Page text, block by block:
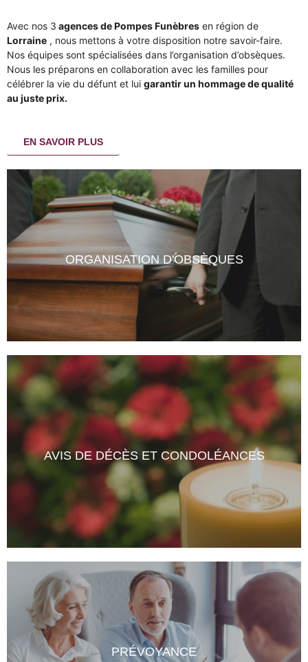
Avec nos 3 agences de Pompes Funèbres en région de
Lorraine , nous mettons à votre disposition notre savoir-faire.
Nos équipes sont spécialisées dans l’organisation d’obsèques.
Nous les préparons en collaboration avec les familles pour
célébrer la vie du défunt et lui garantir un hommage de qualité
au juste prix.
EN SAVOIR PLUS
ORGANISATION D'OBSÈQUES
Le respect de vos volontés Établissez une demande
de devis en ligne pour l'organisation d'obsèques selon
vos souhaits. Ce service est gratuit, sans engagement
et vous permet d'avoir une indication précise sur les
tarifs en toute transparence.
DEMANDER UN DEVIS
AVIS DE DÉCÈS ET CONDOLÉANCES
Rendez hommage au défunt
CONSULTER LES AVIS
PRÉVOYANCE